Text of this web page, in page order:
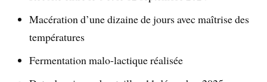
Macération d’une dizaine de jours avec maîtrise des
températures
Fermentation malo-lactique réalisée